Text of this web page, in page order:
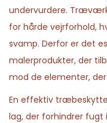
undervurdere.
for hårde vejrforhold,
svamp. Derfor er det
malerprodukter, der
mod de elementer,
En effektiv
lag, der forhindrer